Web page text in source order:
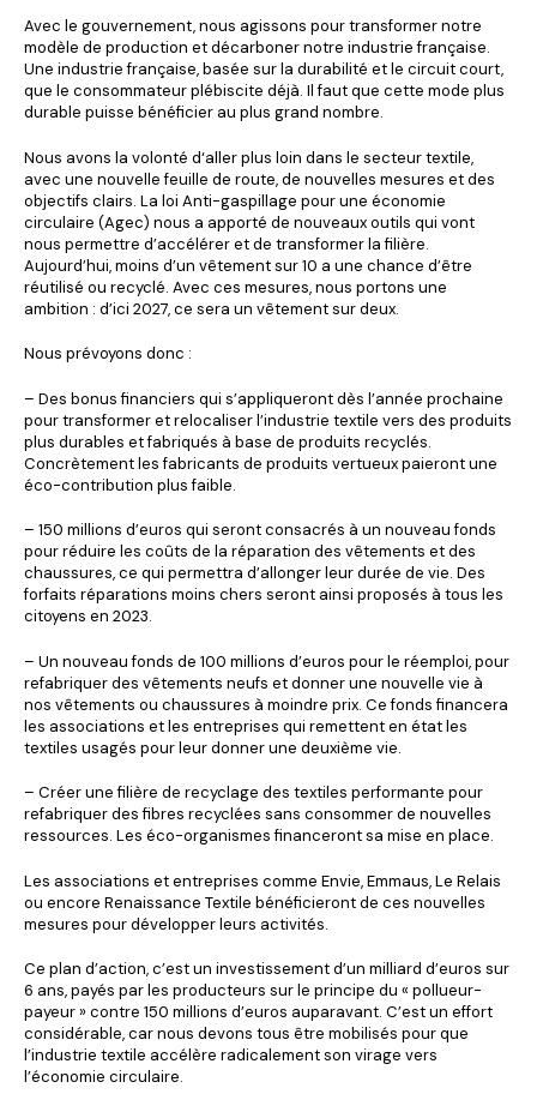
Avec le gouvernement, nous agissons pour transformer notre
modèle de production et décarboner notre industrie française.
Une industrie française, basée sur la durabilité et le circuit court,
que le consommateur plébiscite déjà. Il faut que cette mode plus
durable puisse bénéficier au plus grand nombre.
Nous avons la volonté d‘aller plus loin dans le secteur textile,
avec une nouvelle feuille de route, de nouvelles mesures et des
objectifs clairs. La loi Anti-gaspillage pour une économie
circulaire (Agec) nous a apporté de nouveaux outils qui vont
nous permettre d’accélérer et de transformer la filière.
Aujourd’hui, moins d’un vêtement sur 10 a une chance d’être
réutilisé ou recyclé. Avec ces mesures, nous portons une
ambition : d’ici 2027, ce sera un vêtement sur deux.
Nous prévoyons donc :
– Des bonus financiers qui s’appliqueront dès l’année prochaine
pour transformer et relocaliser l’industrie textile vers des produits
plus durables et fabriqués à base de produits recyclés.
Concrètement les fabricants de produits vertueux paieront une
éco-contribution plus faible.
– 150 millions d’euros qui seront consacrés à un nouveau fonds
pour réduire les coûts de la réparation des vêtements et des
chaussures, ce qui permettra d’allonger leur durée de vie. Des
forfaits réparations moins chers seront ainsi proposés à tous les
citoyens en 2023.
– Un nouveau fonds de 100 millions d’euros pour le réemploi, pour
refabriquer des vêtements neufs et donner une nouvelle vie à
nos vêtements ou chaussures à moindre prix. Ce fonds financera
les associations et les entreprises qui remettent en état les
textiles usagés pour leur donner une deuxième vie.
– Créer une filière de recyclage des textiles performante pour
refabriquer des fibres recyclées sans consommer de nouvelles
ressources. Les éco-organismes financeront sa mise en place.
Les associations et entreprises comme Envie, Emmaus, Le Relais
ou encore Renaissance Textile bénéficieront de ces nouvelles
mesures pour développer leurs activités.
Ce plan d’action, c’est un investissement d’un milliard d’euros sur
6 ans, payés par les producteurs sur le principe du « pollueur-
payeur » contre 150 millions d’euros auparavant. C’est un effort
considérable, car nous devons tous être mobilisés pour que
l’industrie textile accélère radicalement son virage vers
l’économie circulaire.